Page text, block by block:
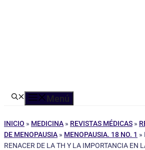
Menú
INICIO » MEDICINA » REVISTAS MÉDICAS »
DE MENOPAUSIA » MENOPAUSIA. 18 NO. 1 »
RENACER DE LA TH Y LA IMPORTANCIA EN